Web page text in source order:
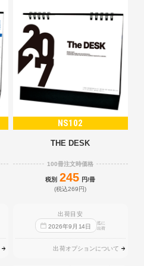
NS102
THE DESK
100冊注文時価格
税別 245 円/冊
(税込269円)
出荷目安
2026年9 月 14日
迄に
出荷
出荷オプションについて